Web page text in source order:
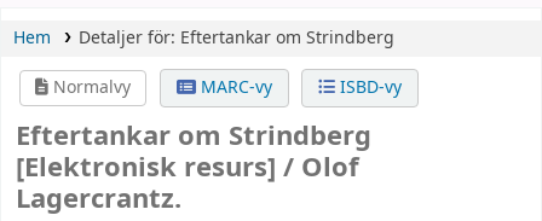
Hem Detaljer för: Eftertankar om Strindberg
Normalvy
MARC-vy ISBD-vy
Eftertankar om Strindberg
[Elektronisk resurs] / Olof
Lagercrantz.